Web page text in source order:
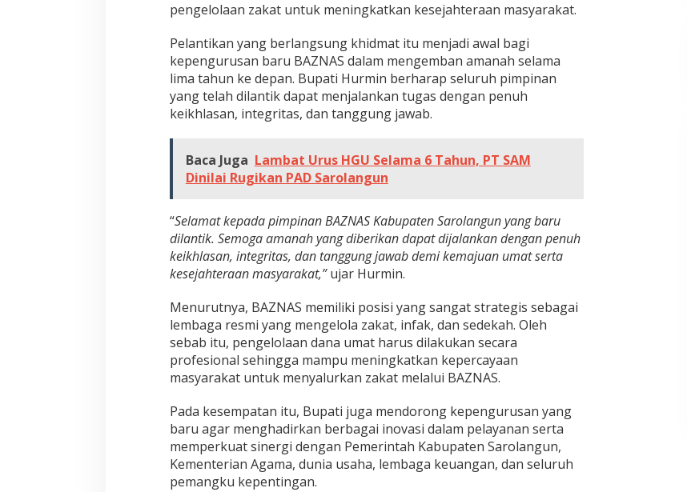
n
k
P
i
n
n
B
A
Z
A
S
p
e
r
d
e
2
pengelolaan zakat untuk meningkatkan kesejahteraan masyarakat.
Pelantikan yang berlangsung khidmat itu menjadi awal bagi
kepengurusan baru BAZNAS dalam mengemban amanah selama
lima tahun ke depan. Bupati Hurmin berharap seluruh pimpinan
yang telah dilantik dapat menjalankan tugas dengan penuh
keikhlasan, integritas, dan tanggung jawab.
Baca Juga Lambat Urus HGU Selama 6 Tahun, PT SAM
Dinilai Rugikan PAD Sarolangun
“Selamat kepada pimpinan BAZNAS Kabupaten Sarolangun yang baru
dilantik. Semoga amanah yang diberikan dapat dijalankan dengan penuh
keikhlasan, integritas, dan tanggung jawab demi kemajuan umat serta
kesejahteraan masyarakat,”ujar Hurmin.
Menurutnya, BAZNAS memiliki posisi yang sangat strategis sebagai
lembaga resmi yang mengelola zakat, infak, dan sedekah. Oleh
sebab itu, pengelolaan dana umat harus dilakukan secara
profesional sehingga mampu meningkatkan kepercayaan
masyarakat untuk menyalurkan zakat melalui BAZNAS.
Pada kesempatan itu, Bupati juga mendorong kepengurusan yang
baru agar menghadirkan berbagai inovasi dalam pelayanan serta
memperkuat sinergi dengan Pemerintah Kabupaten Sarolangun,
Kementerian Agama, dunia usaha, lembaga keuangan, dan seluruh
pemangku kepentingan.